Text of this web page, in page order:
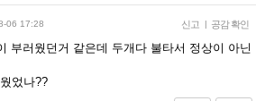
06 17:28 신고 | 공감 확인
부러웠던거 같은데 두개다 불타서 정상이 아닌
었나??